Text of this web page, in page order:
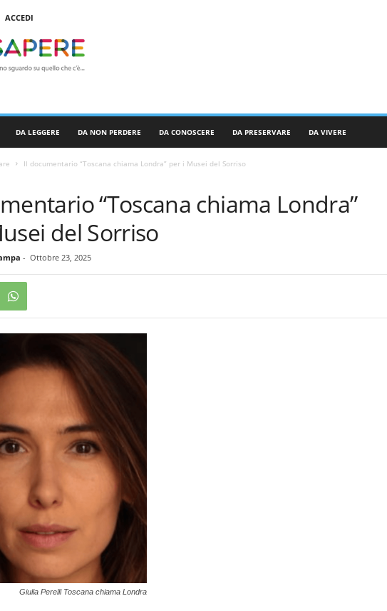
ACCEDI
DA LEGGERE DA NON PERDERE DA CONOSCERE DA PRESERVARE DA VIVERE
Il documentario “Toscana chiama Londra” per i Musei del Sorriso
“Toscana chiama Londra”
del Sorriso
- Ottobre 23, 2025
Giulia Perelli Toscana chiama Londra